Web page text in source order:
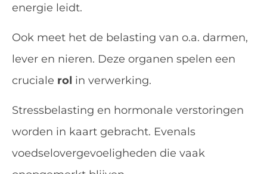
energie leidt.
Ook meet het de belasting van o.a. darmen,
lever en nieren. Deze organen spelen een
cruciale rol in verwerking.
Stressbelasting en hormonale verstoringen
worden in kaart gebracht. Evenals
voedselovergevoeligheden die vaak